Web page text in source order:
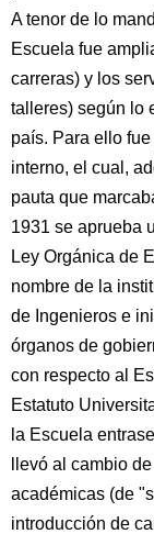
A tenor de lo
Escuela fue
carreras) y los
talleres) según lo
país. Para ello
interno, el cual,
pauta que
1931 se aprueba
Ley Orgánica de
nombre de la
de Ingenieros e
órganos de
con respecto al
Estatuto
la Escuela
llevó al cambio
académicas (de
introducción de